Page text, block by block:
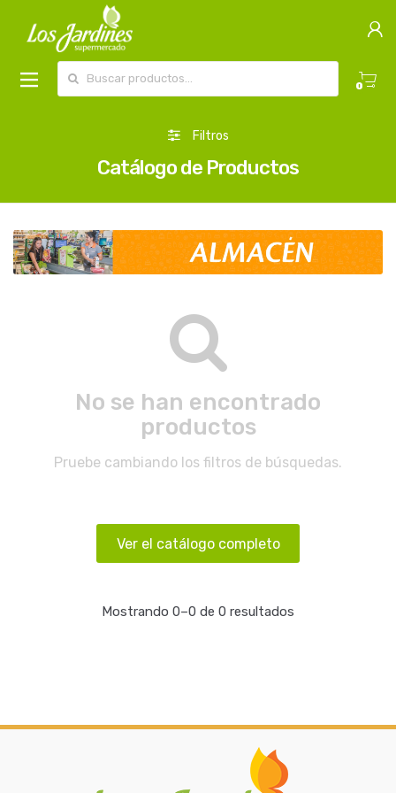
0
Filtros
Catálogo de Productos
No se han encontrado
productos
Pruebe cambiando los filtros de búsquedas.
Ver el catálogo completo
Mostrando 0–0 de 0 resultados